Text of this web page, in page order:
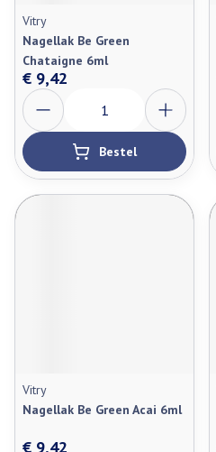
Vitry
Nagellak Be Green
Chataigne 6ml
€ 9,42
Aantal
Bestel
Vitry
Nagellak Be Green Acai 6ml
€ 9,42